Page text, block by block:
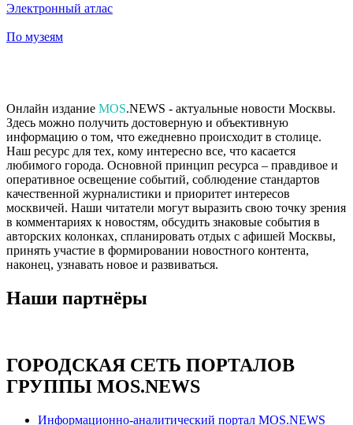
Электронный атлас
По музеям
Онлайн издание MOS.NEWS - актуальные новости Москвы.
Здесь можно получить достоверную и объективную
информацию о том, что ежедневно происходит в столице.
Наш ресурс для тех, кому интересно все, что касается
любимого города. Основной принцип ресурса – правдивое и
оперативное освещение событий, соблюдение стандартов
качественной журналистики и приоритет интересов
москвичей. Наши читатели могут выразить свою точку зрения
в комментариях к новостям, обсудить знаковые события в
авторских колонках, спланировать отдых с афишей Москвы,
принять участие в формировании новостного контента,
наконец, узнавать новое и развиваться.
Наши партнёры
ГОРОДСКАЯ СЕТЬ ПОРТАЛОВ
ГРУППЫ MOS.NEWS
Информационно-аналитический портал MOS.NEWS